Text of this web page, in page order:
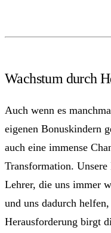
Wachstum durch
Auch wenn es
eigenen Bonuskindern
auch eine immense
Transformation.
Lehrer, die uns immer
und uns dadurch
Herausforderung birgt